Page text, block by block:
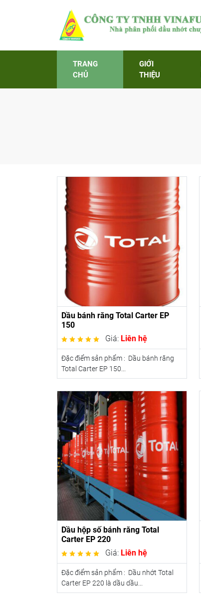
TRANG
CHỦ
GIỚI
THIỆU
Dầu bánh răng Total Carter EP
150
Giá: Liên hệ
Đặc điểm sản phẩm : Dầu bánh răng
Total Carter EP 150...
Dầu hộp số bánh răng Total
Carter EP 220
Giá: Liên hệ
Đặc điểm sản phẩm : Dầu nhớt Total
Carter EP 220 là dầu dầu...